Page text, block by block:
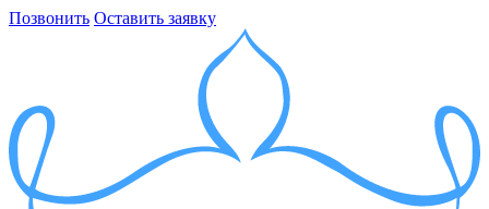
Позвонить Оставить заявку